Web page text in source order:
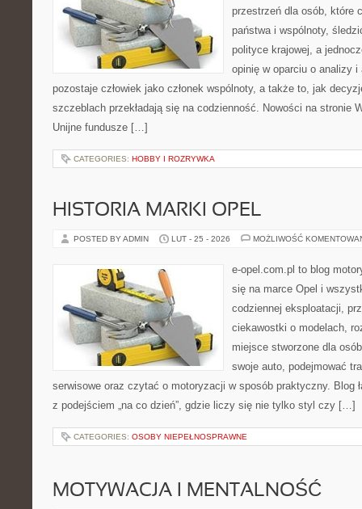
przestrzeń dla osób, które
państwa i wspólnoty,
polityce krajowej, a
opinię w oparciu o analizy
pozostaje człowiek jako członek wspólnoty, a także to, jak
szczeblach przekładają się na codzienność. Nowości na stronie
Unijne fundusze […]
CATEGORIES: HOBBY I ROZRYWKA
HISTORIA MARKI OPEL
POSTED BY ADMIN LUT - 25 - 2026 MOŻLIWOŚĆ
e-opel.com.pl to blog
się na marce Opel i
codziennej eksploatacji,
ciekawostki o modelach,
miejsce stworzone dla
swoje auto, podejmować
serwisowe oraz czytać o motoryzacji w sposób praktyczny. Blog
z podejściem „na co dzień”, gdzie liczy się nie tylko styl czy […]
CATEGORIES: OSOBY NIEPEŁNOSPRAWNE
MOTYWACJA I MENTALNOŚĆ